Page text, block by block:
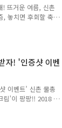
! 뜨거운 여름, 신촌
, 놓치면 후회할 축제
됩니다. 서울 도심
도 몽땅 날려버리
제7회 신촌 물총축
☞ 개막식 : 7월 6일
자! '인증샷 이벤
이벤트' 신촌 물총
림'이 팡팡!! 2018 신
벤트도 함께 합니다!
크림을 쏩니다!!!